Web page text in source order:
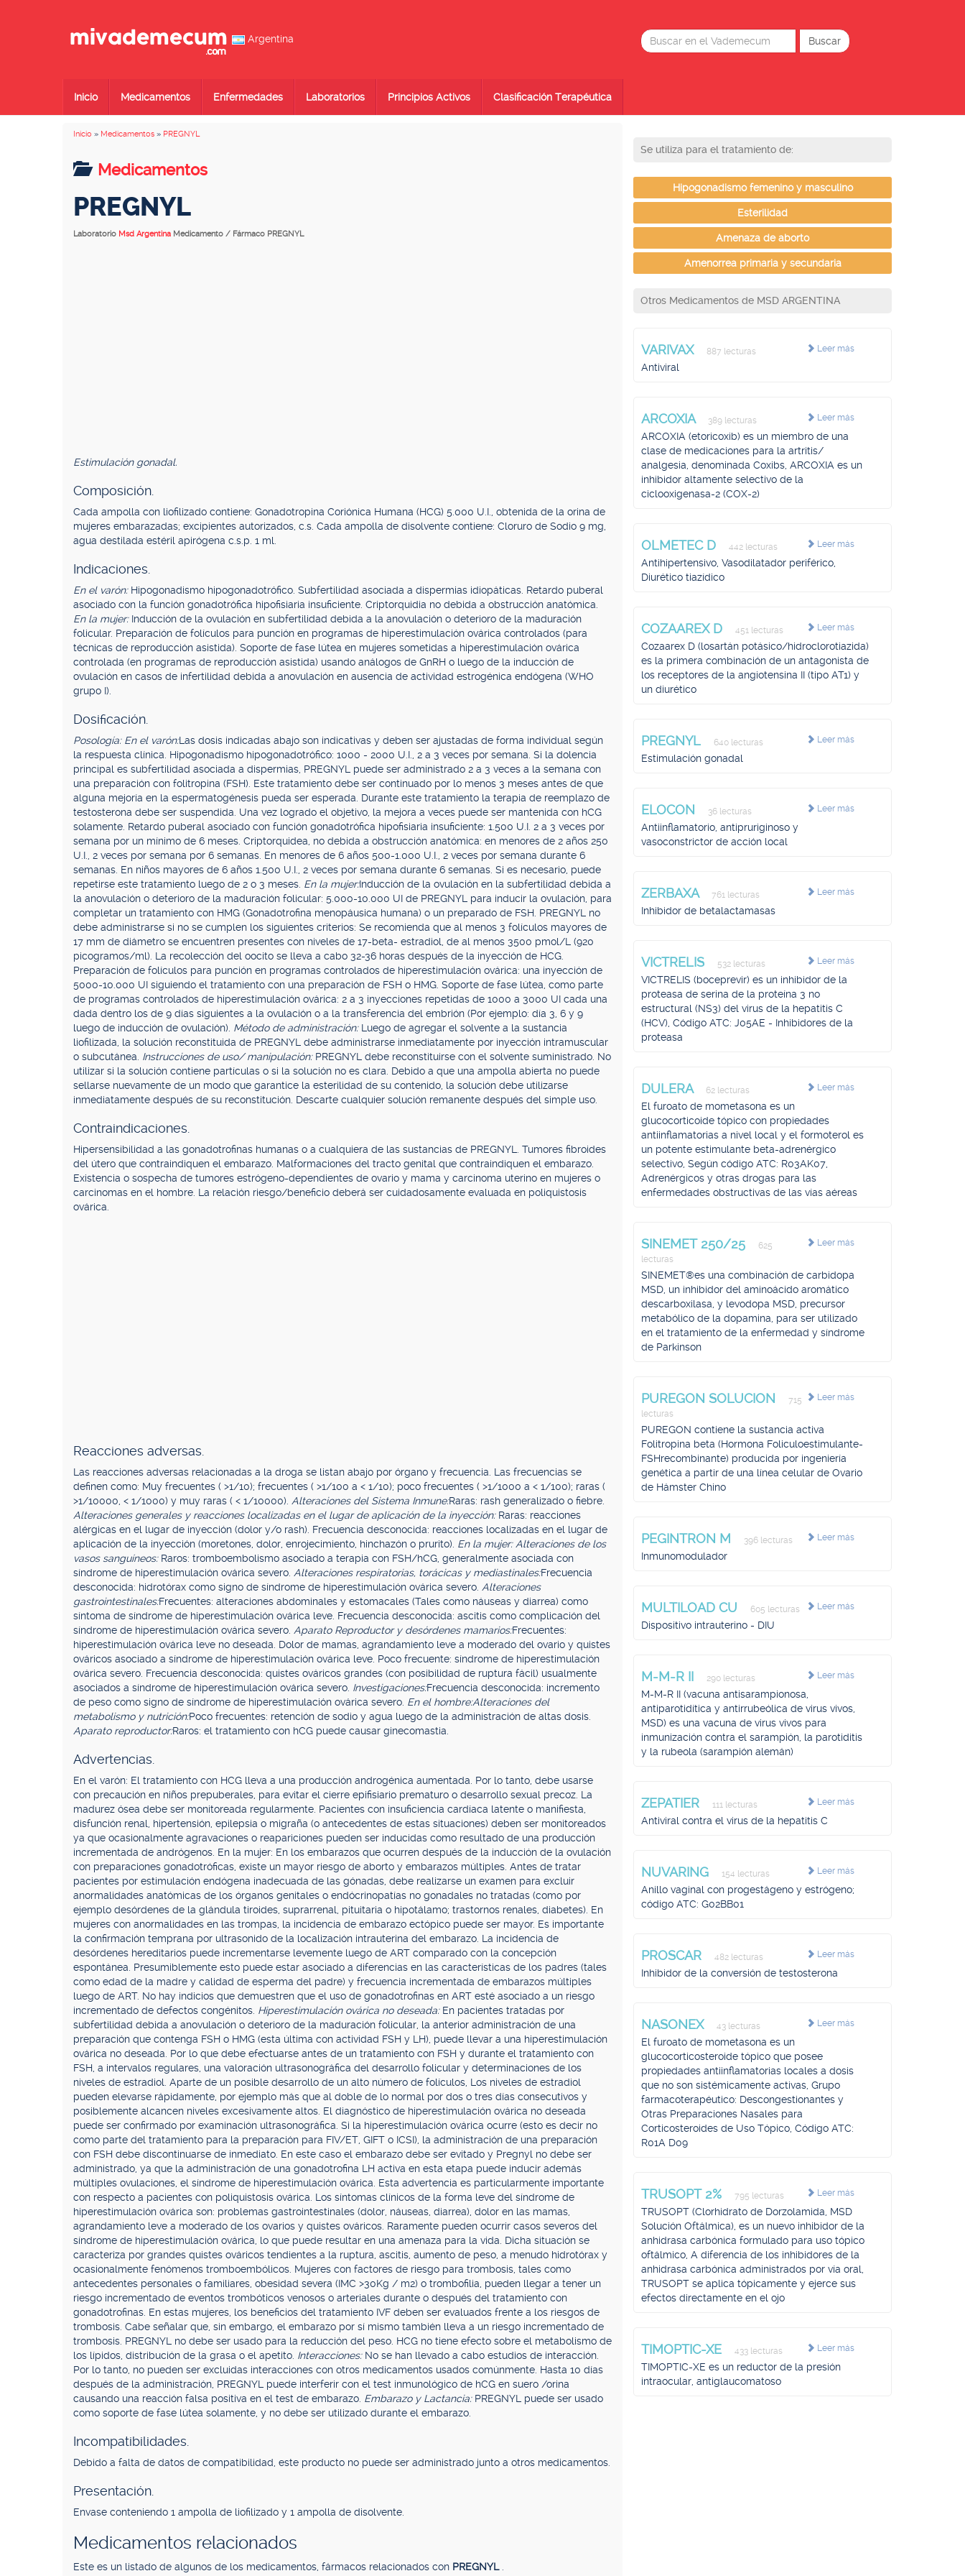
Argentina
Inicio Medicamentos Enfermedades Laboratorios Principios Activos Clasificación Terapéutica
Inicio » Medicamentos » PREGNYL
Medicamentos
PREGNYL
Laboratorio Msd Argentina Medicamento / Fármaco PREGNYL
Estimulación gonadal.
Composición.
Cada ampolla con liofilizado contiene: Gonadotropina Coriónica Humana (HCG) 5.000 U.I., obtenida de la orina de
mujeres embarazadas; excipientes autorizados, c.s. Cada ampolla de disolvente contiene: Cloruro de Sodio 9 mg,
agua destilada estéril apirógena c.s.p. 1 ml.
Indicaciones.
En el varón: Hipogonadismo hipogonadotrófico. Subfertilidad asociada a dispermias idiopáticas. Retardo puberal
asociado con la función gonadotrófica hipofisiaria insuficiente. Criptorquidia no debida a obstrucción anatómica.
En la mujer: Inducción de la ovulación en subfertilidad debida a la anovulación o deterioro de la maduración
folicular. Preparación de folículos para punción en programas de hiperestimulación ovárica controlados (para
técnicas de reproducción asistida). Soporte de fase lútea en mujeres sometidas a hiperestimulación ovárica
controlada (en programas de reproducción asistida) usando análogos de GnRH o luego de la inducción de
ovulación en casos de infertilidad debida a anovulación en ausencia de actividad estrogénica endógena (WHO
grupo I).
Dosificación.
Posología: En el varón:Las dosis indicadas abajo son indicativas y deben ser ajustadas de forma individual según
la respuesta clínica. Hipogonadismo hipogonadotrófico: 1000 - 2000 U.I., 2 a 3 veces por semana. Si la dolencia
principal es subfertilidad asociada a dispermias, PREGNYL puede ser administrado 2 a 3 veces a la semana con
una preparación con folitropina (FSH). Este tratamiento debe ser continuado por lo menos 3 meses antes de que
alguna mejoría en la espermatogénesis pueda ser esperada. Durante este tratamiento la terapia de reemplazo de
testosterona debe ser suspendida. Una vez logrado el objetivo, la mejora a veces puede ser mantenida con hCG
solamente. Retardo puberal asociado con función gonadotrófica hipofisiaria insuficiente: 1.500 U.I. 2 a 3 veces por
semana por un mínimo de 6 meses. Criptorquidea, no debida a obstrucción anatómica: en menores de 2 años 250
U.I., 2 veces por semana por 6 semanas. En menores de 6 años 500-1.000 U.I., 2 veces por semana durante 6
semanas. En niños mayores de 6 años 1.500 U.I., 2 veces por semana durante 6 semanas. Si es necesario, puede
repetirse este tratamiento luego de 2 o 3 meses. En la mujer:Inducción de la ovulación en la subfertilidad debida a
la anovulación o deterioro de la maduración folicular: 5.000-10.000 UI de PREGNYL para inducir la ovulación, para
completar un tratamiento con HMG (Gonadotrofina menopáusica humana) o un preparado de FSH. PREGNYL no
debe administrarse si no se cumplen los siguientes criterios: Se recomienda que al menos 3 folículos mayores de
17 mm de diámetro se encuentren presentes con niveles de 17-beta- estradiol, de al menos 3500 pmol/L (920
picogramos/ml). La recolección del oocito se lleva a cabo 32-36 horas después de la inyección de HCG.
Preparación de folículos para punción en programas controlados de hiperestimulación ovárica: una inyección de
5000-10.000 UI siguiendo el tratamiento con una preparación de FSH o HMG. Soporte de fase lútea, como parte
de programas controlados de hiperestimulación ovárica: 2 a 3 inyecciones repetidas de 1000 a 3000 UI cada una
dada dentro los de 9 días siguientes a la ovulación o a la transferencia del embrión (Por ejemplo: día 3, 6 y 9
luego de inducción de ovulación). Método de administración: Luego de agregar el solvente a la sustancia
liofilizada, la solución reconstituida de PREGNYL debe administrarse inmediatamente por inyección intramuscular
o subcutánea. Instrucciones de uso/ manipulación: PREGNYL debe reconstituirse con el solvente suministrado. No
utilizar si la solución contiene partículas o si la solución no es clara. Debido a que una ampolla abierta no puede
sellarse nuevamente de un modo que garantice la esterilidad de su contenido, la solución debe utilizarse
inmediatamente después de su reconstitución. Descarte cualquier solución remanente después del simple uso.
Contraindicaciones.
Hipersensibilidad a las gonadotrofinas humanas o a cualquiera de las sustancias de PREGNYL. Tumores fibroides
del útero que contraindiquen el embarazo. Malformaciones del tracto genital que contraindiquen el embarazo.
Existencia o sospecha de tumores estrógeno-dependientes de ovario y mama y carcinoma uterino en mujeres o
carcinomas en el hombre. La relación riesgo/beneficio deberá ser cuidadosamente evaluada en poliquistosis
ovárica.
Reacciones adversas.
Las reacciones adversas relacionadas a la droga se listan abajo por órgano y frecuencia. Las frecuencias se
definen como: Muy frecuentes ( >1/10); frecuentes ( >1/100 a < 1/10); poco frecuentes ( >1/1000 a < 1/100); raras (
>1/10000, < 1/1000) y muy raras ( < 1/10000). Alteraciones del Sistema Inmune:Raras: rash generalizado o fiebre.
Alteraciones generales y reacciones localizadas en el lugar de aplicación de la inyección: Raras: reacciones
alérgicas en el lugar de inyección (dolor y/o rash). Frecuencia desconocida: reacciones localizadas en el lugar de
aplicación de la inyección (moretones, dolor, enrojecimiento, hinchazón o prurito). En la mujer: Alteraciones de los
vasos sanguíneos: Raros: tromboembolismo asociado a terapia con FSH/hCG, generalmente asociada con
síndrome de hiperestimulación ovárica severo. Alteraciones respiratorias, torácicas y mediastinales:Frecuencia
desconocida: hidrotórax como signo de síndrome de hiperestimulación ovárica severo. Alteraciones
gastrointestinales:Frecuentes: alteraciones abdominales y estomacales (Tales como náuseas y diarrea) como
síntoma de síndrome de hiperestimulación ovárica leve. Frecuencia desconocida: ascitis como complicación del
síndrome de hiperestimulación ovárica severo. Aparato Reproductor y desórdenes mamarios:Frecuentes:
hiperestimulación ovárica leve no deseada. Dolor de mamas, agrandamiento leve a moderado del ovario y quistes
ováricos asociado a síndrome de hiperestimulación ovárica leve. Poco frecuente: síndrome de hiperestimulación
ovárica severo. Frecuencia desconocida: quistes ováricos grandes (con posibilidad de ruptura fácil) usualmente
asociados a síndrome de hiperestimulación ovárica severo. Investigaciones:Frecuencia desconocida: incremento
de peso como signo de síndrome de hiperestimulación ovárica severo. En el hombre:Alteraciones del
metabolismo y nutrición:Poco frecuentes: retención de sodio y agua luego de la administración de altas dosis.
Aparato reproductor:Raros: el tratamiento con hCG puede causar ginecomastia.
Advertencias.
En el varón: El tratamiento con HCG lleva a una producción androgénica aumentada. Por lo tanto, debe usarse
con precaución en niños prepuberales, para evitar el cierre epifisiario prematuro o desarrollo sexual precoz. La
madurez ósea debe ser monitoreada regularmente. Pacientes con insuficiencia cardíaca latente o manifiesta,
disfunción renal, hipertensión, epilepsia o migraña (o antecedentes de estas situaciones) deben ser monitoreados
ya que ocasionalmente agravaciones o reapariciones pueden ser inducidas como resultado de una producción
incrementada de andrógenos. En la mujer: En los embarazos que ocurren después de la inducción de la ovulación
con preparaciones gonadotróficas, existe un mayor riesgo de aborto y embarazos múltiples. Antes de tratar
pacientes por estimulación endógena inadecuada de las gónadas, debe realizarse un examen para excluir
anormalidades anatómicas de los órganos genitales o endócrinopatías no gonadales no tratadas (como por
ejemplo desórdenes de la glándula tiroides, suprarrenal, pituitaria o hipotálamo; trastornos renales, diabetes). En
mujeres con anormalidades en las trompas, la incidencia de embarazo ectópico puede ser mayor. Es importante
la confirmación temprana por ultrasonido de la localización intrauterina del embarazo. La incidencia de
desórdenes hereditarios puede incrementarse levemente luego de ART comparado con la concepción
espontánea. Presumiblemente esto puede estar asociado a diferencias en las características de los padres (tales
como edad de la madre y calidad de esperma del padre) y frecuencia incrementada de embarazos múltiples
luego de ART. No hay indicios que demuestren que el uso de gonadotrofinas en ART esté asociado a un riesgo
incrementado de defectos congénitos. Hiperestimulación ovárica no deseada: En pacientes tratadas por
subfertilidad debida a anovulación o deterioro de la maduración folicular, la anterior administración de una
preparación que contenga FSH o HMG (esta última con actividad FSH y LH), puede llevar a una hiperestimulación
ovárica no deseada. Por lo que debe efectuarse antes de un tratamiento con FSH y durante el tratamiento con
FSH, a intervalos regulares, una valoración ultrasonográfica del desarrollo folicular y determinaciones de los
niveles de estradiol. Aparte de un posible desarrollo de un alto número de folículos, Los niveles de estradiol
pueden elevarse rápidamente, por ejemplo más que al doble de lo normal por dos o tres días consecutivos y
posiblemente alcancen niveles excesivamente altos. El diagnóstico de hiperestimulación ovárica no deseada
puede ser confirmado por examinación ultrasonográfica. Si la hiperestimulación ovárica ocurre (esto es decir no
como parte del tratamiento para la preparación para FIV/ET, GIFT o ICSI), la administración de una preparación
con FSH debe discontinuarse de inmediato. En este caso el embarazo debe ser evitado y Pregnyl no debe ser
administrado, ya que la administración de una gonadotrofina LH activa en esta etapa puede inducir además
múltiples ovulaciones, el síndrome de hiperestimulación ovárica. Esta advertencia es particularmente importante
con respecto a pacientes con poliquistosis ovárica. Los síntomas clínicos de la forma leve del síndrome de
hiperestimulación ovárica son: problemas gastrointestinales (dolor, náuseas, diarrea), dolor en las mamas,
agrandamiento leve a moderado de los ovarios y quistes ováricos. Raramente pueden ocurrir casos severos del
síndrome de hiperestimulación ovárica, lo que puede resultar en una amenaza para la vida. Dicha situación se
caracteriza por grandes quistes ováricos tendientes a la ruptura, ascitis, aumento de peso, a menudo hidrotórax y
ocasionalmente fenómenos tromboembólicos. Mujeres con factores de riesgo para trombosis, tales como
antecedentes personales o familiares, obesidad severa (IMC >30Kg / m2) o trombofilia, pueden llegar a tener un
riesgo incrementado de eventos trombóticos venosos o arteriales durante o después del tratamiento con
gonadotrofinas. En estas mujeres, los beneficios del tratamiento IVF deben ser evaluados frente a los riesgos de
trombosis. Cabe señalar que, sin embargo, el embarazo por sí mismo también lleva a un riesgo incrementado de
trombosis. PREGNYL no debe ser usado para la reducción del peso. HCG no tiene efecto sobre el metabolismo de
los lípidos, distribución de la grasa o el apetito. Interacciones: No se han llevado a cabo estudios de interacción.
Por lo tanto, no pueden ser excluidas interacciones con otros medicamentos usados comúnmente. Hasta 10 días
después de la administración, PREGNYL puede interferir con el test inmunológico de hCG en suero /orina
causando una reacción falsa positiva en el test de embarazo. Embarazo y Lactancia: PREGNYL puede ser usado
como soporte de fase lútea solamente, y no debe ser utilizado durante el embarazo.
Incompatibilidades.
Debido a falta de datos de compatibilidad, este producto no puede ser administrado junto a otros medicamentos.
Presentación.
Envase conteniendo 1 ampolla de liofilizado y 1 ampolla de disolvente.
Medicamentos relacionados
Este es un listado de algunos de los medicamentos, fármacos relacionados con PREGNYL
Se utiliza para el tratamiento de:
Hipogonadismo femenino y masculino
Esterilidad
Amenaza de aborto
Amenorrea primaria y secundaria
Otros Medicamentos de MSD ARGENTINA
Leer más
VARIVAX 887 lecturas
Antiviral
Leer más
ARCOXIA 389 lecturas
ARCOXIA (etoricoxib) es un miembro de una
clase de medicaciones para la artritis/
analgesia, denominada Coxibs, ARCOXIA es un
inhibidor altamente selectivo de la
ciclooxigenasa-2 (COX-2)
Leer más
OLMETEC D 442 lecturas
Antihipertensivo, Vasodilatador periférico,
Diurético tiazídico
Leer más
COZAAREX D 451 lecturas
Cozaarex D (losartán potásico/hidroclorotiazida)
es la primera combinación de un antagonista de
los receptores de la angiotensina II (tipo AT1) y
un diurético
Leer más
PREGNYL 640 lecturas
Estimulación gonadal
Leer más
ELOCON 36 lecturas
Antiinflamatorio, antipruriginoso y
vasoconstrictor de acción local
Leer más
ZERBAXA 761 lecturas
Inhibidor de betalactamasas
Leer más
VICTRELIS 532 lecturas
VICTRELIS (boceprevir) es un inhibidor de la
proteasa de serina de la proteína 3 no
estructural (NS3) del virus de la hepatitis C
(HCV), Código ATC: J05AE - Inhibidores de la
proteasa
Leer más
DULERA 62 lecturas
El furoato de mometasona es un
glucocorticoide tópico con propiedades
antiinflamatorias a nivel local y el formoterol es
un potente estimulante beta-adrenérgico
selectivo, Según código ATC: R03AK07,
Adrenérgicos y otras drogas para las
enfermedades obstructivas de las vías aéreas
Leer más
SINEMET 250/25
625
lecturas
SINEMET®es una combinación de carbidopa
MSD, un inhibidor del aminoácido aromático
descarboxilasa, y levodopa MSD, precursor
metabólico de la dopamina, para ser utilizado
en el tratamiento de la enfermedad y síndrome
de Parkinson
Leer más
PUREGON SOLUCION
715
lecturas
PUREGON contiene la sustancia activa
Folitropina beta (Hormona Foliculoestimulante-
FSHrecombinante) producida por ingeniería
genética a partir de una línea celular de Ovario
de Hámster Chino
Leer más
PEGINTRON M 396 lecturas
Inmunomodulador
Leer más
MULTILOAD CU 605 lecturas
Dispositivo intrauterino - DIU
Leer más
M-M-R II 290 lecturas
M-M-R II (vacuna antisarampionosa,
antiparotidítica y antirrubeólica de virus vivos,
MSD) es una vacuna de virus vivos para
inmunización contra el sarampión, la parotiditis
y la rubeola (sarampión alemán)
Leer más
ZEPATIER 111 lecturas
Antiviral contra el virus de la hepatitis C
Leer más
NUVARING 154 lecturas
Anillo vaginal con progestágeno y estrógeno;
código ATC: G02BB01
Leer más
PROSCAR 482 lecturas
Inhibidor de la conversión de testosterona
Leer más
NASONEX 43 lecturas
El furoato de mometasona es un
glucocorticosteroide tópico que posee
propiedades antiinflamatorias locales a dosis
que no son sistémicamente activas, Grupo
farmacoterapéutico: Descongestionantes y
Otras Preparaciones Nasales para
Corticosteroides de Uso Tópico, Código ATC:
R01A D09
Leer más
TRUSOPT 2% 795 lecturas
TRUSOPT (Clorhidrato de Dorzolamida, MSD
Solución Oftálmica), es un nuevo inhibidor de la
anhidrasa carbónica formulado para uso tópico
oftálmico, A diferencia de los inhibidores de la
anhidrasa carbónica administrados por vía oral,
TRUSOPT se aplica tópicamente y ejerce sus
efectos directamente en el ojo
Leer más
TIMOPTIC-XE 433 lecturas
TIMOPTIC-XE es un reductor de la presión
intraocular, antiglaucomatoso